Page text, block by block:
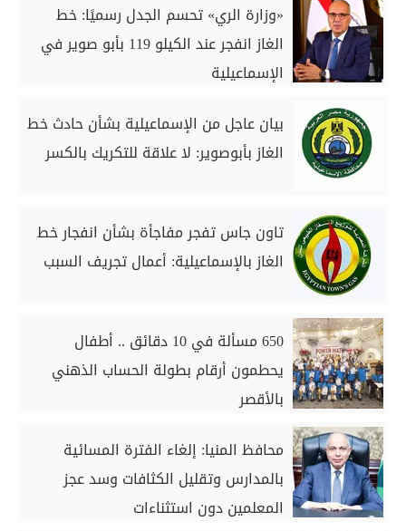
«وزارة الري» تحسم الجدل رسميًا: خط
الغاز انفجر عند الكيلو 119 بأبو صوير في
الإسماعيلية
بيان عاجل من الإسماعيلية بشأن حادث خط
الغاز بأبوصوير: لا علاقة للتكريك بالكسر
تاون جاس تفجر مفاجأة بشأن انفجار خط
الغاز بالإسماعيلية: أعمال تجريف السبب
650 مسألة في 10 دقائق .. أطفال
يحطمون أرقام بطولة الحساب الذهني
بالأقصر
محافظ المنيا: إلغاء الفترة المسائية
بالمدارس وتقليل الكثافات وسد عجز
المعلمين دون استثناءات